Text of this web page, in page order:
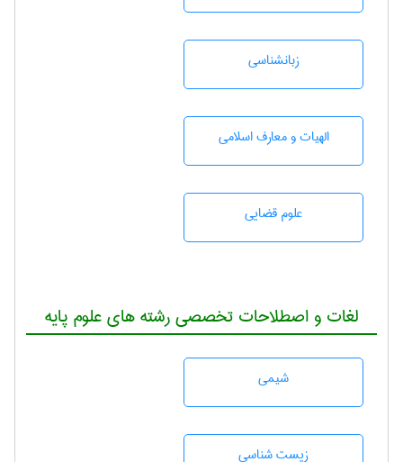
زبانشناسی
الهیات و معارف اسلامی
علوم قضایی
لغات و اصطلاحات تخصصی رشته های علوم پایه
شيمی
زيست شناسی